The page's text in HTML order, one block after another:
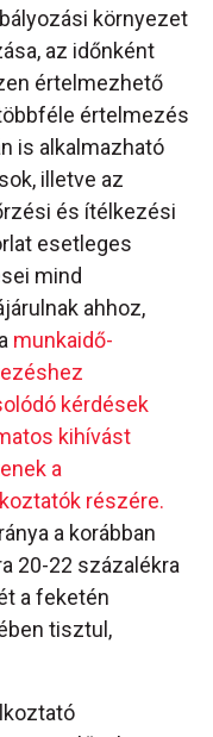
környezet
az időnként
értelmezhető
értelmezés
is alkalmazható
illetve az
és ítélkezési
esetleges
mind
ahhoz,
munkaidő-
kérdések
kihívást
a
részére.
a korábban
20-22 százalékra
a feketén
tisztul,